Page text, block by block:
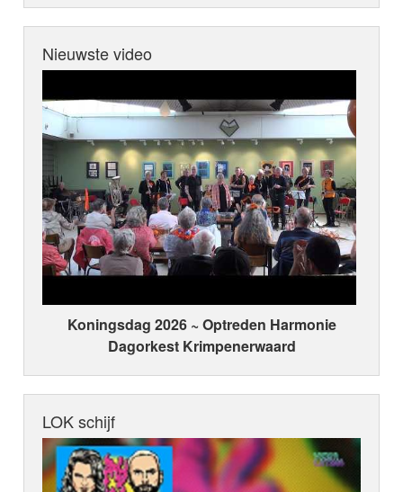
Nieuwste video
Koningsdag 2026 ~ Optreden Harmonie
Dagorkest Krimpenerwaard
LOK schijf